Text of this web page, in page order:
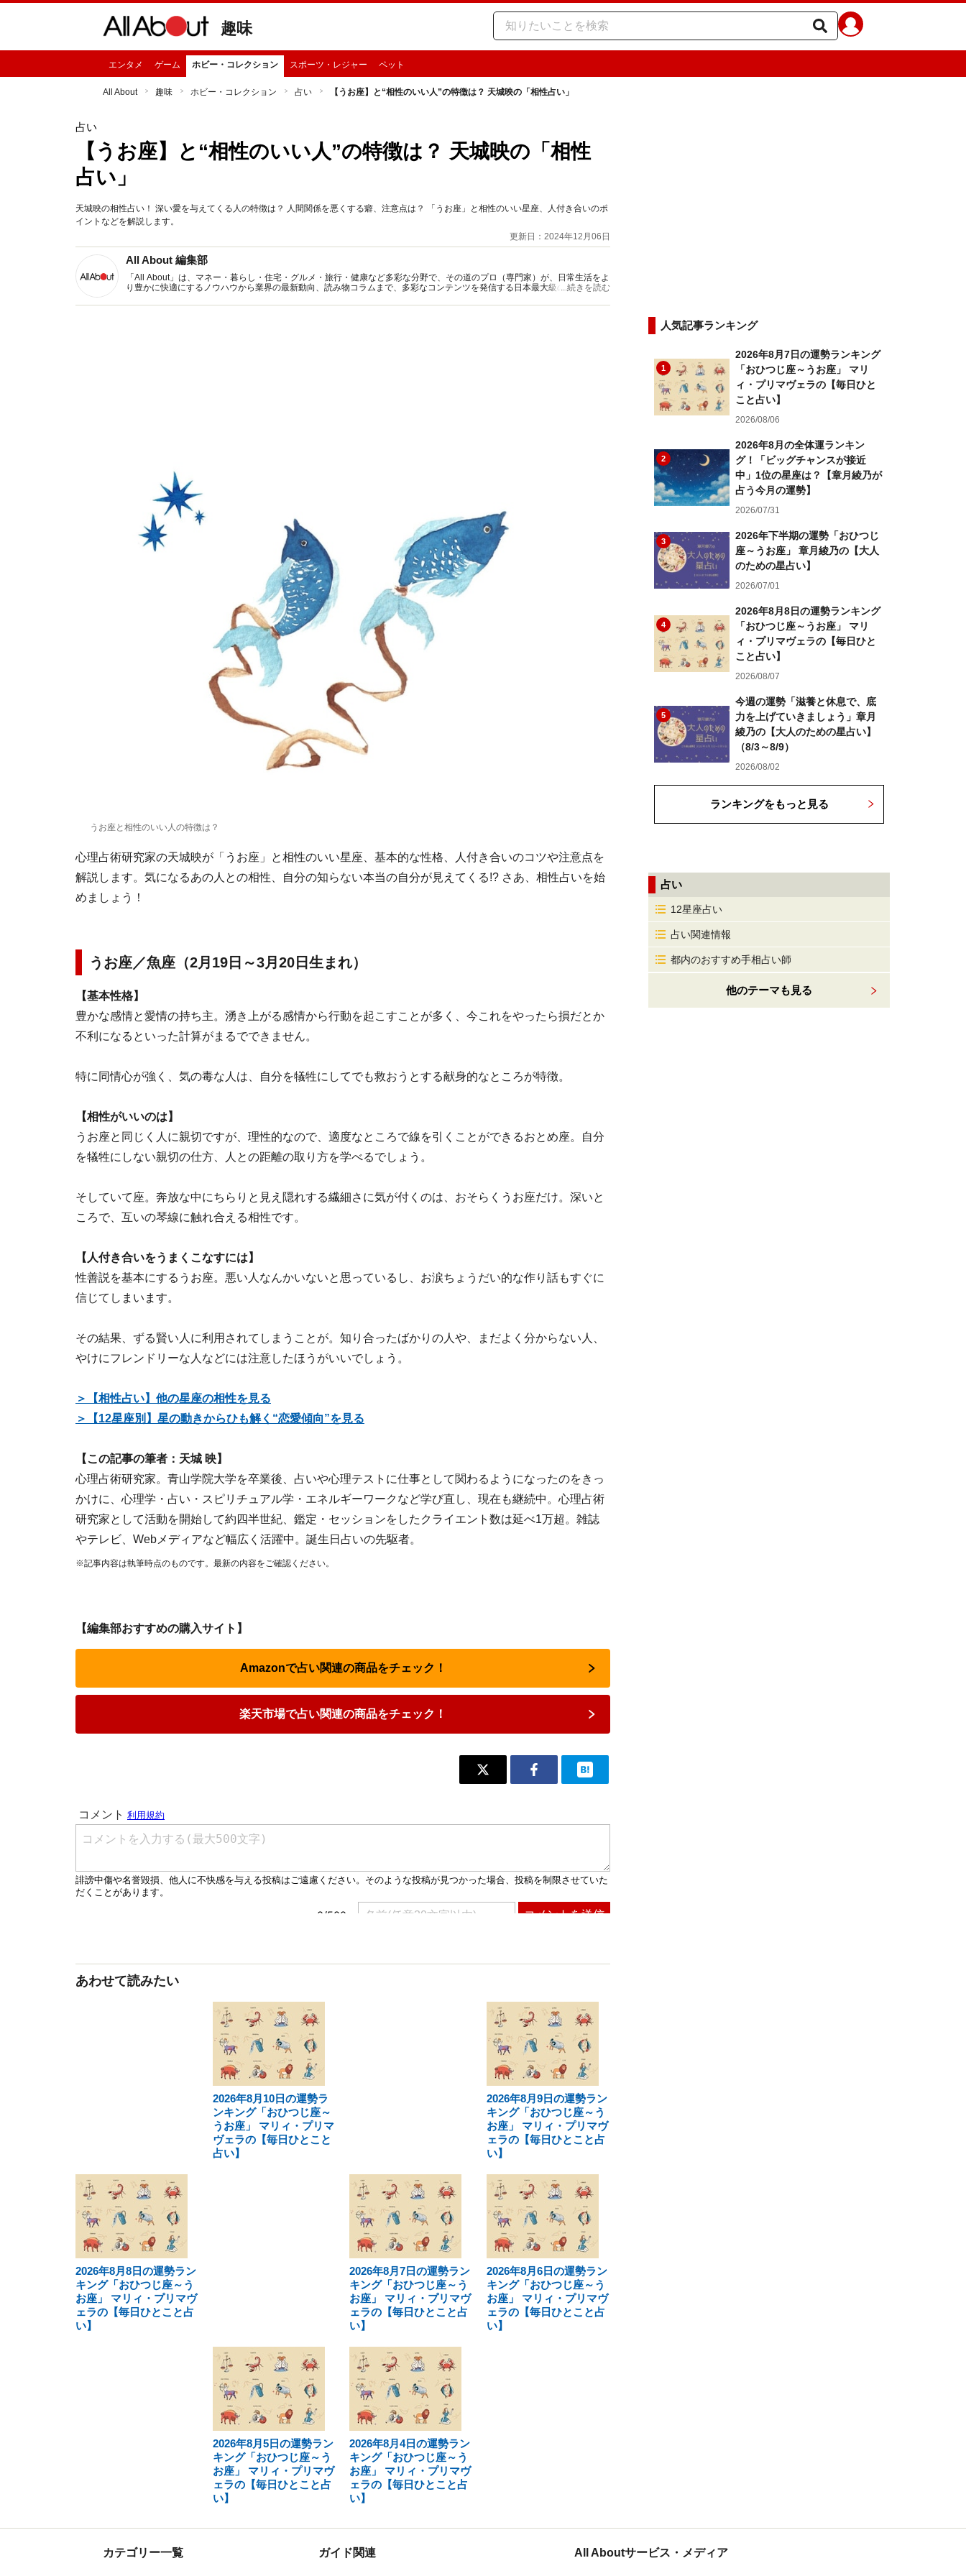
趣味
エンタメ ゲーム ホビー・コレクション スポーツ・レジャー ペット
All About 趣味 ホビー・コレクション 占い 【うお座】と“相性のいい人”の特徴は？ 天城映の「相性占い」
占い
【うお座】と“相性のいい人”の特徴は？ 天城映の「相性
占い」
天城映の相性占い！ 深い愛を与えてくる人の特徴は？ 人間関係を悪くする癖、注意点は？ 「うお座」と相性のいい星座、人付き合いのポ
イントなどを解説します。
更新日：2024年12月06日
All About 編集部
「All About」は、マネー・暮らし・住宅・グルメ・旅行・健康など多彩な分野で、その道のプロ（専門家）が、日常生活をよ
り豊かに快適にするノウハウから業界の最新動向、読み物コラムまで、多彩なコンテンツを発信する日本最大級の総合情報サ
...続きを読む
うお座と相性のいい人の特徴は？
心理占術研究家の天城映が「うお座」と相性のいい星座、基本的な性格、人付き合いのコツや注意点を
解説します。気になるあの人との相性、自分の知らない本当の自分が見えてくる!? さあ、相性占いを始
めましょう！
うお座／魚座（2月19日～3月20日生まれ）
【基本性格】
豊かな感情と愛情の持ち主。湧き上がる感情から行動を起こすことが多く、今これをやったら損だとか
不利になるといった計算がまるでできません。
特に同情心が強く、気の毒な人は、自分を犠牲にしてでも救おうとする献身的なところが特徴。
【相性がいいのは】
うお座と同じく人に親切ですが、理性的なので、適度なところで線を引くことができるおとめ座。自分
を犠牲にしない親切の仕方、人との距離の取り方を学べるでしょう。
そしていて座。奔放な中にちらりと見え隠れする繊細さに気が付くのは、おそらくうお座だけ。深いと
ころで、互いの琴線に触れ合える相性です。
【人付き合いをうまくこなすには】
性善説を基本にするうお座。悪い人なんかいないと思っているし、お涙ちょうだい的な作り話もすぐに
信じてしまいます。
その結果、ずる賢い人に利用されてしまうことが。知り合ったばかりの人や、まだよく分からない人、
やけにフレンドリーな人などには注意したほうがいいでしょう。
＞【相性占い】他の星座の相性を見る
＞【12星座別】星の動きからひも解く“恋愛傾向”を見る
【この記事の筆者：天城 映】
心理占術研究家。青山学院大学を卒業後、占いや心理テストに仕事として関わるようになったのをきっ
かけに、心理学・占い・スピリチュアル学・エネルギーワークなど学び直し、現在も継続中。心理占術
研究家として活動を開始して約四半世紀、鑑定・セッションをしたクライエント数は延べ1万超。雑誌
やテレビ、Webメディアなど幅広く活躍中。誕生日占いの先駆者。
※記事内容は執筆時点のものです。最新の内容をご確認ください。
【編集部おすすめの購入サイト】
Amazonで占い関連の商品をチェック！
楽天市場で占い関連の商品をチェック！
あわせて読みたい
2026年8月10日の運勢ラ
ンキング「おひつじ座～
うお座」 マリィ・プリマ
ヴェラの【毎日ひとこと
占い】
2026年8月9日の運勢ラン
キング「おひつじ座～う
お座」 マリィ・プリマヴ
ェラの【毎日ひとこと占
い】
2026年8月8日の運勢ラン
キング「おひつじ座～う
お座」 マリィ・プリマヴ
ェラの【毎日ひとこと占
い】
2026年8月7日の運勢ラン
キング「おひつじ座～う
お座」 マリィ・プリマヴ
ェラの【毎日ひとこと占
い】
2026年8月6日の運勢ラン
キング「おひつじ座～う
お座」 マリィ・プリマヴ
ェラの【毎日ひとこと占
い】
2026年8月5日の運勢ラン
キング「おひつじ座～う
お座」 マリィ・プリマヴ
ェラの【毎日ひとこと占
い】
2026年8月4日の運勢ラン
キング「おひつじ座～う
お座」 マリィ・プリマヴ
ェラの【毎日ひとこと占
い】
人気記事ランキング
1
2026年8月7日の運勢ランキング
「おひつじ座～うお座」 マリ
ィ・プリマヴェラの【毎日ひと
こと占い】
2026/08/06
2
2026年8月の全体運ランキン
グ！「ビッグチャンスが接近
中」1位の星座は？【章月綾乃が
占う今月の運勢】
2026/07/31
3
2026年下半期の運勢「おひつじ
座～うお座」 章月綾乃の【大人
のための星占い】
2026/07/01
4
2026年8月8日の運勢ランキング
「おひつじ座～うお座」 マリ
ィ・プリマヴェラの【毎日ひと
こと占い】
2026/08/07
5
今週の運勢「滋養と休息で、底
力を上げていきましょう」章月
綾乃の【大人のための星占い】
（8/3～8/9）
2026/08/02
ランキングをもっと見る
占い
12星座占い
占い関連情報
都内のおすすめ手相占い師
他のテーマも見る
カテゴリー一覧 ガイド関連 All Aboutサービス・メディア